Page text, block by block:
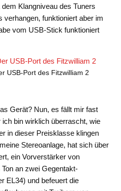
Klangniveau des Tuners
verhangen, funktioniert aber im
vom USB-Stick funktioniert
USB-Port des Fitzwilliam 2
Gerät? Nun, es fällt mir fast
bin wirklich überrascht, wie
in dieser Preisklasse klingen
Stereoanlage, hat sich über
ein Vorverstärker von
an zwei Gegentakt-
EL34) und befeuert die